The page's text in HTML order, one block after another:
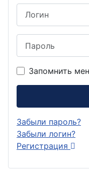
Запомнить
Забыли пароль?
Забыли логин?
Регистрация